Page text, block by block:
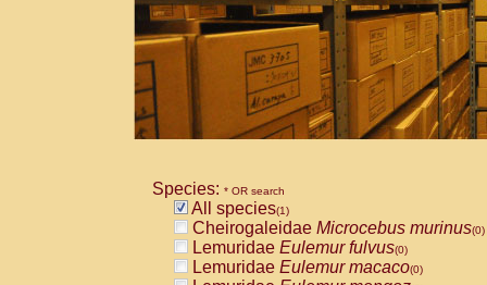
Species: * OR search
All species(1)
Cheirogaleidae Microcebus murinus(0)
Lemuridae Eulemur fulvus(0)
Lemuridae Eulemur macaco(0)